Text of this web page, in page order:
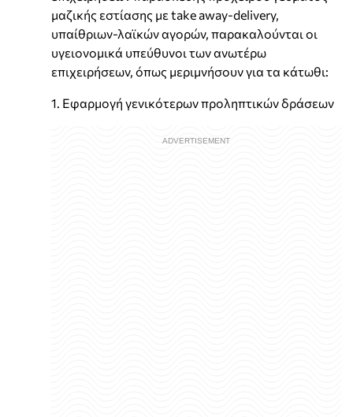
μαζικής εστίασης με take away-delivery,
υπαίθριων-λαϊκών αγορών, παρακαλούνται οι
υγειονομικά υπεύθυνοι των ανωτέρω
επιχειρήσεων, όπως μεριμνήσουν για τα κάτωθι:
1. Εφαρμογή γενικότερων προληπτικών δράσεων